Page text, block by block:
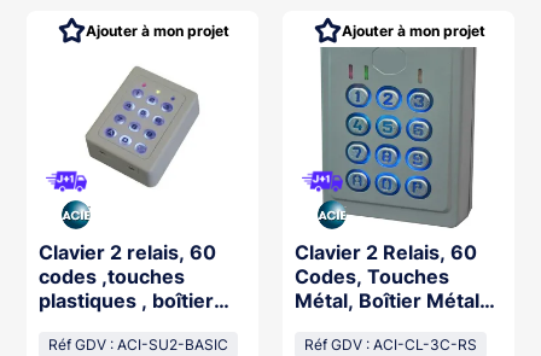
Clavier 2 relais, 60
codes ,touches
plastiques , boîtier
Réf GDV : ACI-SU2-BASIC
Ajouter à mon projet
Clavier 2 Relais, 60
Codes, Touches
Métal, Boîtier Métal
Réf GDV : ACI-CL-3C-RS
Ajouter à mon projet